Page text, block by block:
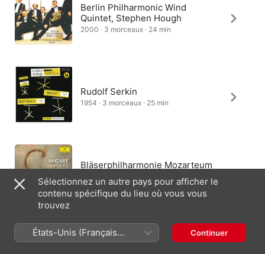
Berlin Philharmonic Wind
Quintet, Stephen Hough
2000 · 3 morceaux · 24 min
Rudolf Serkin
1954 · 3 morceaux · 25 min
Bläserphilharmonie Mozarteum
Salzburg, Hansjörg Angerer
2022 · 3 morceaux · 27 min
Members of the English
Sélectionnez un autre pays pour afficher le
contenu spécifique du lieu où vous vous
trouvez
États-Unis (Français
France)
Continuer